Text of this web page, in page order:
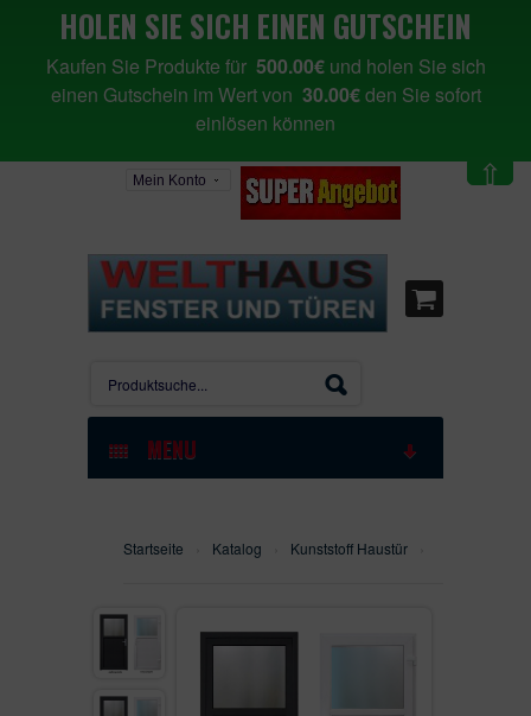
HOLEN SIE SICH EINEN GUTSCHEIN
Kaufen Sie Produkte für 500.00€und holen Sie sich
einen Gutschein im Wert von 30.00€den Sie sofort
einlösen können
⇧
Mein Konto
MENU
SEITENTEILEN
WH100
ALU90
Startseite Katalog Kunststoff Haustür